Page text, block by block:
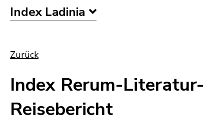
Index Ladinia
Zurück
Index Rerum-Literatur-
Reisebericht